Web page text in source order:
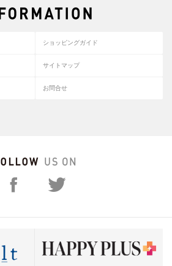
ショッピングガイド
サイトマップ
お問合せ